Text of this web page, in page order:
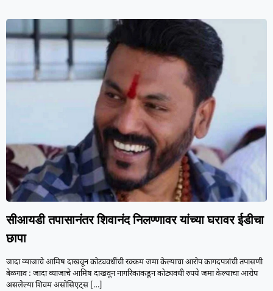
सीआयडी तपासानंतर शिवानंद निलण्णावर यांच्या घरावर ईडीचा
छापा
जादा व्याजाचे आमिष दाखवून कोट्यवधींची रक्कम जमा केल्याचा आरोप कागदपत्रांची तपासणी
बेळगाव : जादा व्याजाचे आमिष दाखवून नागरिकांकडून कोट्यवधी रुपये जमा केल्याचा आरोप
असलेल्या शिवम असोसिएट्स […]